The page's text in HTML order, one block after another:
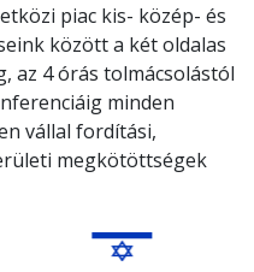
piac kis- közép- és
között a két oldalas
az 4 órás tolmácsolástól
minden
vállal fordítási,
megkötöttségek